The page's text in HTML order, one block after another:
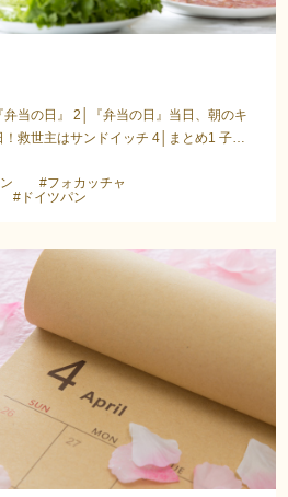
当の日』 2│『弁当の日』当日、朝のキ
救世主はサンドイッチ 4│まとめ1 子ど
#フォカッチャ
#ドイツパン